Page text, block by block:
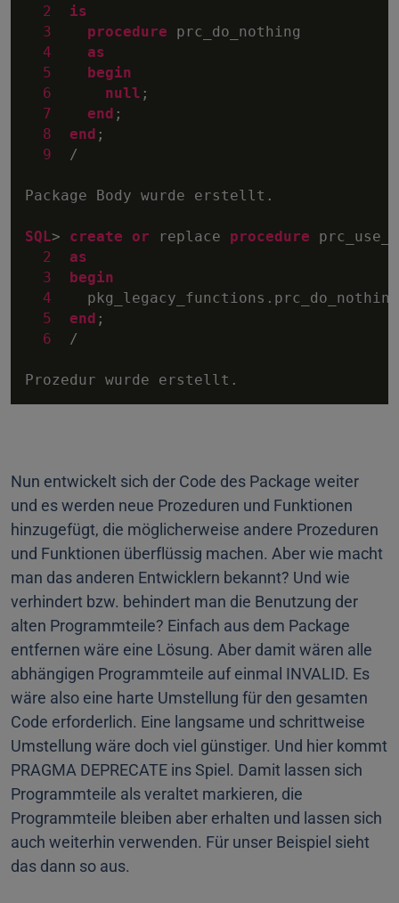
2
is
3
procedure prc_do_nothing
4
as
5
begin
6
null ;
7
end ;
8
end ;
9
/
Package Body wurde erstellt.
SQL> create or replace procedure
2
as
3
begin
4
5
end ;
6
/
Nun entwickelt sich der Code des Package weiter
und es werden neue Prozeduren und Funktionen
hinzugefügt, die möglicherweise andere Prozeduren
und Funktionen überflüssig machen. Aber wie macht
man das anderen Entwicklern bekannt? Und wie
verhindert bzw. behindert man die Benutzung der
alten Programmteile? Einfach aus dem Package
entfernen wäre eine Lösung. Aber damit wären alle
abhängigen Programmteile auf einmal INVALID. Es
wäre also eine harte Umstellung für den gesamten
Code erforderlich. Eine langsame und schrittweise
Umstellung wäre doch viel günstiger. Und hier kommt
PRAGMA DEPRECATE ins Spiel. Damit lassen sich
Programmteile als veraltet markieren, die
Programmteile bleiben aber erhalten und lassen sich
auch weiterhin verwenden. Für unser Beispiel sieht
das dann so aus.